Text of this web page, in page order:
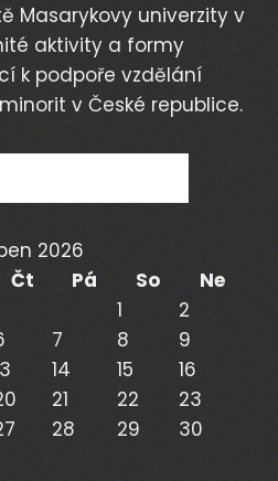
Masarykovy univerzity v
aktivity a formy
k podpoře vzdělání
v České republice.
2026
Čt Pá So
Ne
1
2
7 8
9
14 15
16
21 22
23
28 29
30